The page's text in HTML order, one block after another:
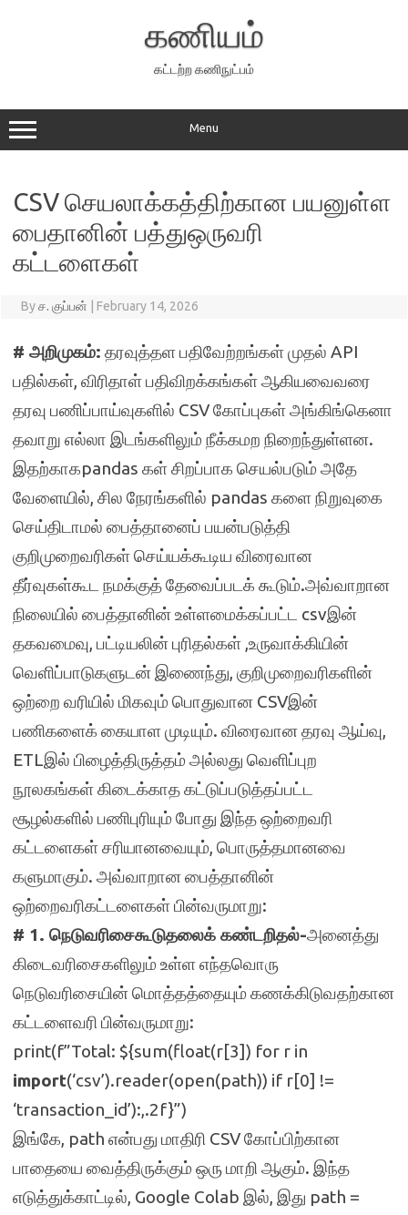
கணியம்
கட்டற்ற கணிநுட்பம்
Menu
CSV செயலாக்கத்திற்கான பயனுள்ள
பைதானின் பத்துஒருவரி
கட்டளைகள்
Byச. குப்பன் February 14, 2026
# அறிமுகம்: தரவுத்தள பதிவேற்றங்கள் முதல் API
பதில்கள், விரிதாள் பதிவிறக்கங்கள் ஆகியவைவரை
தரவு பணிப்பாய்வுகளில் CSV கோப்புகள் அங்கிங்கெனா
தவாறு எல்லா இடங்களிலும் நீக்கமற நிறைந்துள்ளன.
இதற்காகpandas கள் சிறப்பாக செயல்படும் அதே
வேளையில், சில நேரங்களில் pandas களை நிறுவுகை
செய்திடாமல் பைத்தானைப் பயன்படுத்தி
குறிமுறைவரிகள் செய்யக்கூடிய விரைவான
தீர்வுகள்கூட நமக்குத் தேவைப்படக் கூடும்.அவ்வாறான
நிலையில் பைத்தானின் உள்ளமைக்கப்பட்ட csvஇன்
தகவமைவு, பட்டியலின் புரிதல்கள் ,உருவாக்கியின்
வெளிப்பாடுகளுடன் இணைந்து, குறிமுறைவரிகளின்
ஒற்றை வரியில் மிகவும் பொதுவான CSVஇன்
பணிகளைக் கையாள முடியும். விரைவான தரவு ஆய்வு,
ETLஇல் பிழைத்திருத்தம் அல்லது வெளிப்புற
நூலகங்கள் கிடைக்காத கட்டுப்படுத்தப்பட்ட
சூழல்களில் பணிபுரியும் போது இந்த ஒற்றைவரி
கட்டளைகள் சரியானவையும், பொருத்தமானவை
களுமாகும். அவ்வாறான பைத்தானின்
ஒற்றைவரிகட்டளைகள் பின்வருமாறு:
# 1. நெடுவரிசைகூடுதலைக் கண்டறிதல்-அனைத்து
கிடைவரிசைகளிலும் உள்ள எந்தவொரு
நெடுவரிசையின் மொத்தத்தையும் கணக்கிடுவதற்கான
கட்டளைவரி பின்வருமாறு:
print(f”Total: ${sum(float(r[3]) for r in
import(‘csv’).reader(open(path)) if r[0] !=
‘transaction_id’):,.2f}”)
இங்கே, path என்பது மாதிரி CSV கோப்பிற்கான
பாதையை வைத்திருக்கும் ஒரு மாறி ஆகும். இந்த
எடுத்துக்காட்டில், Google Colab இல், இது path =